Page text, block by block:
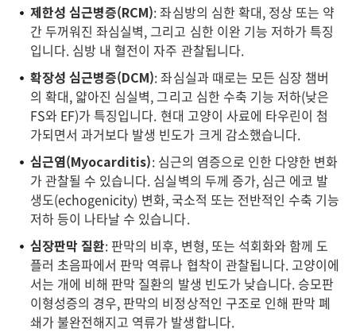
제한성 심근병증(RCM): 좌심방의 심한 확대, 정상 또는 약
간 두꺼워진 좌심실벽, 그리고 심한 이완 기능 저하가 특징
입니다. 심방 내 혈전이 자주 관찰됩니다.
확장성 심근병증(DCM): 좌심실과 때로는 모든 심장 챔버
의 확대, 얇아진 심실벽, 그리고 심한 수축 기능 저하(낮은
FS와 EF)가 특징입니다. 현대 고양이 사료에 타우린이 첨
가되면서 과거보다 발생 빈도가 크게 감소했습니다.
심근염(Myocarditis): 심근의 염증으로 인한 다양한 변화
가 관찰될 수 있습니다. 심실벽의 두께 증가, 심근 에코 발
생도(echogenicity) 변화, 국소적 또는 전반적인 수축 기능
저하 등이 나타날 수 있습니다.
심장판막 질환: 판막의 비후, 변형, 또는 석회화와 함께 도
플러 초음파에서 판막 역류나 협착이 관찰됩니다. 고양이에
서는 개에 비해 판막 질환의 발생 빈도가 낮습니다. 승모판
이형성증의 경우, 판막의 비정상적인 구조로 인해 판막 폐
쇄가 불완전해지고 역류가 발생합니다.